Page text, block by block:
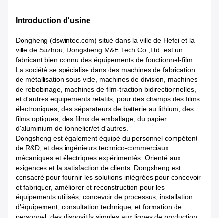
Introduction d'usine
Dongheng (dswintec.com) situé dans la ville de Hefei et la
ville de Suzhou, Dongsheng M&E Tech Co.,Ltd. est un
fabricant bien connu des équipements de fonctionnel-film.
La société se spécialise dans des machines de fabrication
de métallisation sous vide, machines de division, machines
de rebobinage, machines de film-traction bidirectionnelles,
et d'autres équipements relatifs, pour des champs des films
électroniques, des séparateurs de batterie au lithium, des
films optiques, des films de emballage, du papier
d'aluminium de tonnelier/et d'autres.
Dongsheng est également équipé du personnel compétent
de R&D, et des ingénieurs technico-commerciaux
mécaniques et électriques expérimentés. Orienté aux
exigences et la satisfaction de clients, Dongsheng est
consacré pour fournir les solutions intégrées pour concevoir
et fabriquer, améliorer et reconstruction pour les
équipements utilisés, concevoir de processus, installation
d'équipement, consultation technique, et formation de